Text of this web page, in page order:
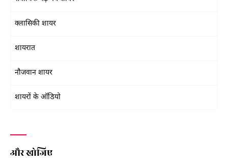
क्लासिकी शायर
शायरात
नौजवान शायर
शायरों के ऑडियो
और खोजिए